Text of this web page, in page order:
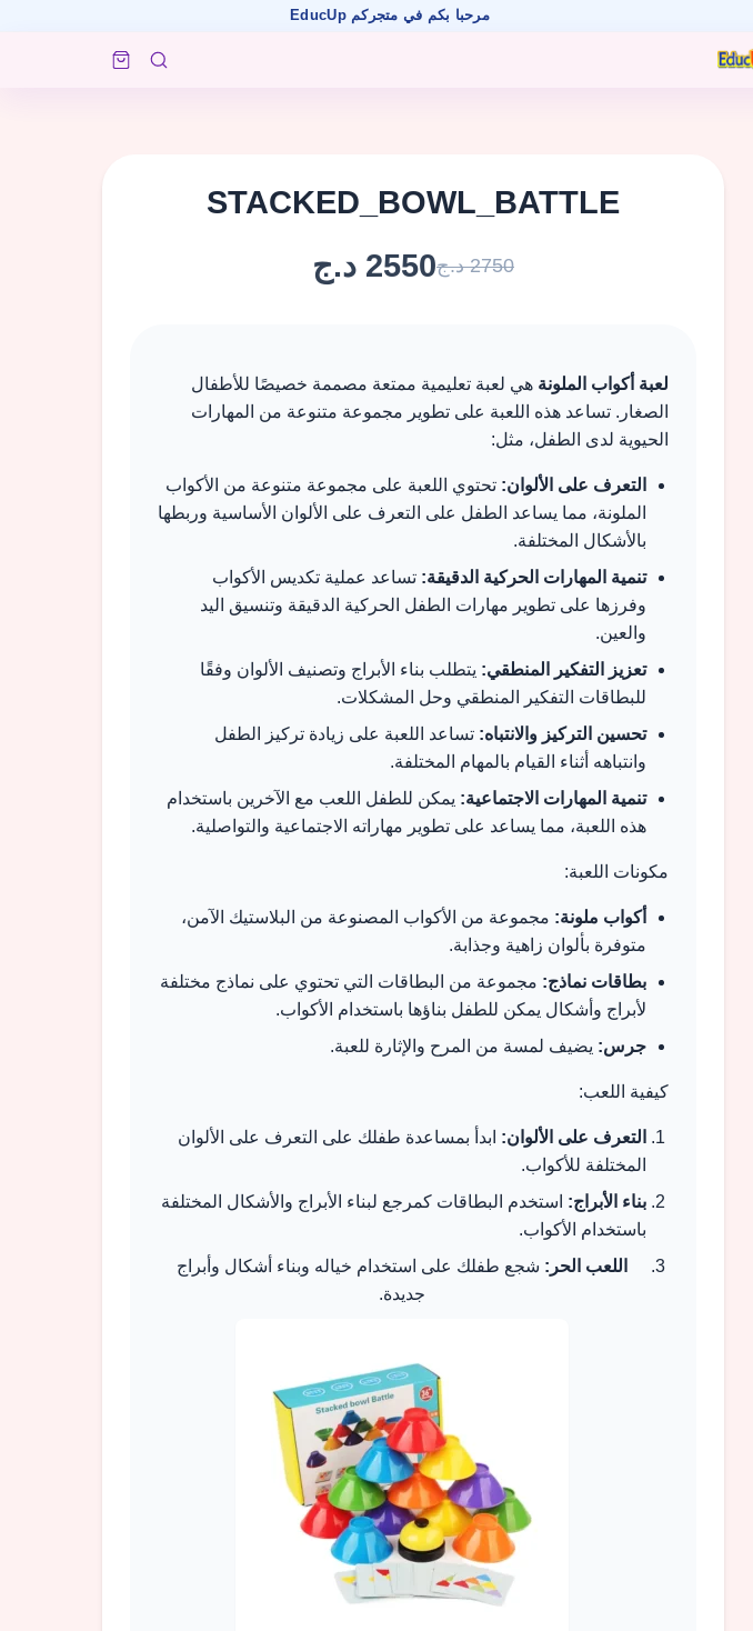
مرحبا بكم في متجركم EducUp
STACKED_BOWL_BATTLE
2750 د.ج 2550 د.ج
لعبة أكواب الملونة هي لعبة تعليمية ممتعة مصممة خصيصًا للأطفال
الصغار. تساعد هذه اللعبة على تطوير مجموعة متنوعة من المهارات
الحيوية لدى الطفل، مثل:
التعرف على الألوان: تحتوي اللعبة على مجموعة متنوعة من الأكواب
الملونة، مما يساعد الطفل على التعرف على الألوان الأساسية وربطها
بالأشكال المختلفة.
تنمية المهارات الحركية الدقيقة: تساعد عملية تكديس الأكواب
وفرزها على تطوير مهارات الطفل الحركية الدقيقة وتنسيق اليد
والعين.
تعزيز التفكير المنطقي: يتطلب بناء الأبراج وتصنيف الألوان وفقًا
للبطاقات التفكير المنطقي وحل المشكلات.
تحسين التركيز والانتباه: تساعد اللعبة على زيادة تركيز الطفل
وانتباهه أثناء القيام بالمهام المختلفة.
تنمية المهارات الاجتماعية: يمكن للطفل اللعب مع الآخرين باستخدام
هذه اللعبة، مما يساعد على تطوير مهاراته الاجتماعية والتواصلية.
مكونات اللعبة:
أكواب ملونة: مجموعة من الأكواب المصنوعة من البلاستيك الآمن،
متوفرة بألوان زاهية وجذابة.
بطاقات نماذج: مجموعة من البطاقات التي تحتوي على نماذج مختلفة
لأبراج وأشكال يمكن للطفل بناؤها باستخدام الأكواب.
جرس: يضيف لمسة من المرح والإثارة للعبة.
كيفية اللعب:
التعرف على الألوان: ابدأ بمساعدة طفلك على التعرف على الألوان
المختلفة للأكواب.
بناء الأبراج: استخدم البطاقات كمرجع لبناء الأبراج والأشكال المختلفة
باستخدام الأكواب.
اللعب الحر: شجع طفلك على استخدام خياله وبناء أشكال وأبراج
جديدة.